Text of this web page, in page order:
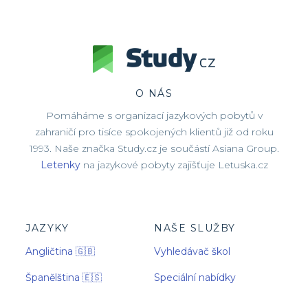
O NÁS
Pomáháme s organizací jazykových pobytů v
zahraničí pro tisíce spokojených klientů již od roku
1993. Naše značka Study.cz je součástí Asiana Group.
Letenkyna jazykové pobyty zajišťuje Letuska.cz
JAZYKY
Angličtina 🇬🇧
Španělština 🇪🇸
NAŠE SLUŽBY
Vyhledávač škol
Speciální nabídky